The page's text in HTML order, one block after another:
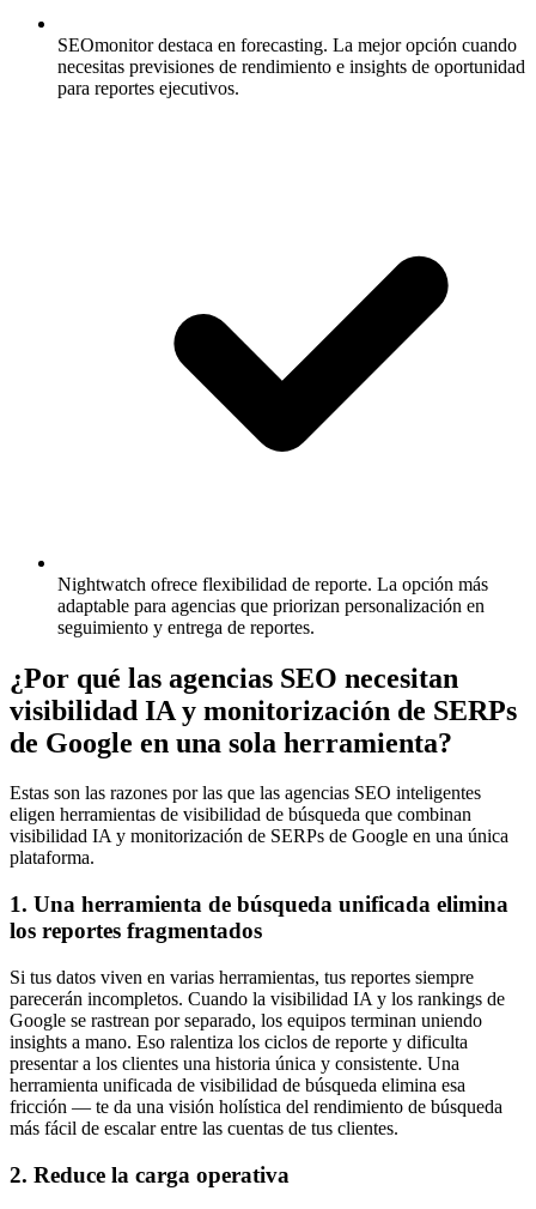
SEOmonitor destaca en forecasting. La mejor opción cuando
necesitas previsiones de rendimiento e insights de oportunidad
para reportes ejecutivos.
Nightwatch ofrece flexibilidad de reporte. La opción más
adaptable para agencias que priorizan personalización en
seguimiento y entrega de reportes.
¿Por qué las agencias SEO necesitan
visibilidad IA y monitorización de SERPs
de Google en una sola herramienta?
Estas son las razones por las que las agencias SEO inteligentes
eligen herramientas de visibilidad de búsqueda que combinan
visibilidad IA y monitorización de SERPs de Google en una única
plataforma.
1. Una herramienta de búsqueda unificada elimina
los reportes fragmentados
Si tus datos viven en varias herramientas, tus reportes siempre
parecerán incompletos. Cuando la visibilidad IA y los rankings de
Google se rastrean por separado, los equipos terminan uniendo
insights a mano. Eso ralentiza los ciclos de reporte y dificulta
presentar a los clientes una historia única y consistente. Una
herramienta unificada de visibilidad de búsqueda elimina esa
fricción — te da una visión holística del rendimiento de búsqueda
más fácil de escalar entre las cuentas de tus clientes.
2. Reduce la carga operativa